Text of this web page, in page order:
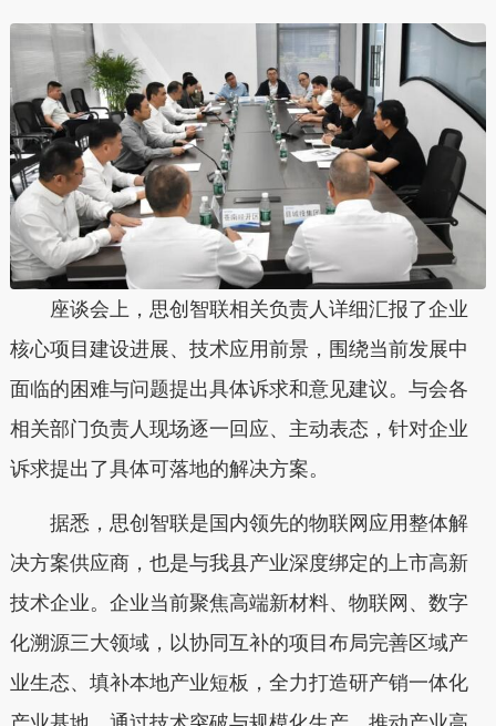
座谈会上，思创智联相关负责人详细汇报了企业
核心项目建设进展、技术应用前景，围绕当前发展中
面临的困难与问题提出具体诉求和意见建议。与会各
相关部门负责人现场逐一回应、主动表态，针对企业
诉求提出了具体可落地的解决方案。
据悉，思创智联是国内领先的物联网应用整体解
决方案供应商，也是与我县产业深度绑定的上市高新
技术企业。企业当前聚焦高端新材料、物联网、数字
化溯源三大领域，以协同互补的项目布局完善区域产
业生态、填补本地产业短板，全力打造研产销一体化